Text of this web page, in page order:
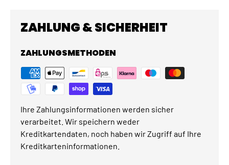
ZAHLUNG & SICHERHEIT
ZAHLUNGSMETHODEN
Ihre Zahlungsinformationen werden sicher
verarbeitet. Wir speichern weder
Kreditkartendaten, noch haben wir Zugriff auf Ihre
Kreditkarteninformationen.